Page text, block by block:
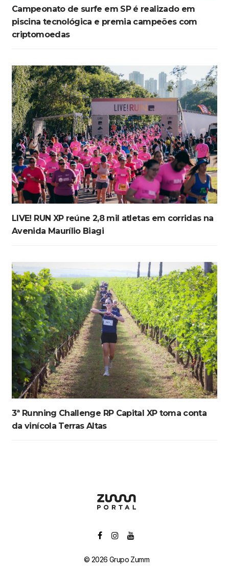
Campeonato de surfe em SP é realizado em
piscina tecnológica e premia campeões com
criptomoedas
LIVE! RUN XP reúne 2,8 mil atletas em corridas na
Avenida Maurílio Biagi
3ª Running Challenge RP Capital XP toma conta
da vinícola Terras Altas
© 2026 Grupo Zumm